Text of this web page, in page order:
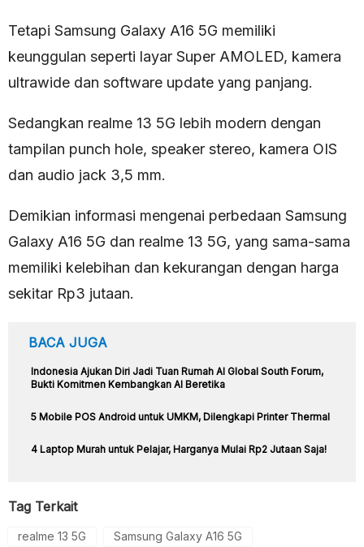
Tetapi Samsung Galaxy A16 5G memiliki
keunggulan seperti layar Super AMOLED, kamera
ultrawide dan software update yang panjang.
Sedangkan realme 13 5G lebih modern dengan
tampilan punch hole, speaker stereo, kamera OIS
dan audio jack 3,5 mm.
Demikian informasi mengenai perbedaan Samsung
Galaxy A16 5G dan realme 13 5G, yang sama-sama
memiliki kelebihan dan kekurangan dengan harga
sekitar Rp3 jutaan.
BACA JUGA
Indonesia Ajukan Diri Jadi Tuan Rumah AI Global South Forum,
Bukti Komitmen Kembangkan AI Beretika
5 Mobile POS Android untuk UMKM, Dilengkapi Printer Thermal
4 Laptop Murah untuk Pelajar, Harganya Mulai Rp2 Jutaan Saja!
Tag Terkait
realme 13 5G Samsung Galaxy A16 5G